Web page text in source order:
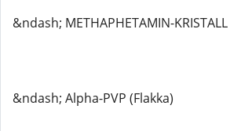
&ndash; METHAPHETAMIN-KRISTALL
&ndash; Alpha-PVP (Flakka)